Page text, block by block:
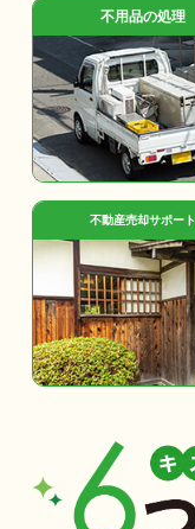
不用品の処理
不動産売却サポート